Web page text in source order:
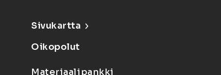
Sivukartta
Oikopolut
Materiaalipankki